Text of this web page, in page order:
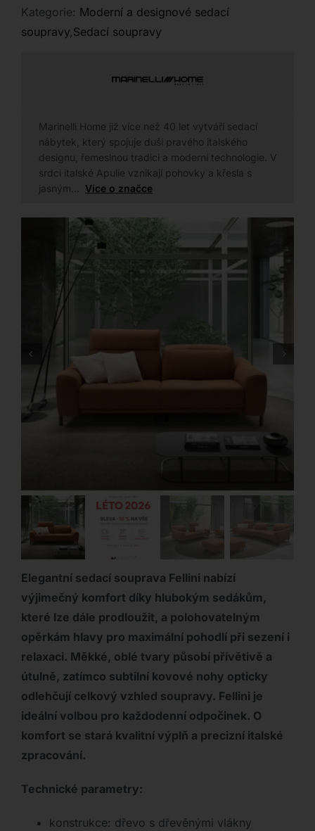
Kategorie: Moderní a designové sedací
soupravy,Sedací soupravy
Marinelli Home již více než 40 let vytváří sedací
nábytek, který spojuje duši pravého italského
designu, řemeslnou tradici a moderní technologie. V
srdci italské Apulie vznikají pohovky a křesla s
jasným… Více o značce
Elegantní sedací souprava Fellini nabízí
výjimečný komfort díky hlubokým sedákům,
které lze dále prodloužit, a polohovatelným
opěrkám hlavy pro maximální pohodlí při sezení i
relaxaci. Měkké, oblé tvary působí přívětivě a
útulně, zatímco subtilní kovové nohy opticky
odlehčují celkový vzhled soupravy. Fellini je
ideální volbou pro každodenní odpočinek. O
komfort se stará kvalitní výplň a precizní italské
zpracování.
Technické parametry:
konstrukce: dřevo s dřevěnými vlákny